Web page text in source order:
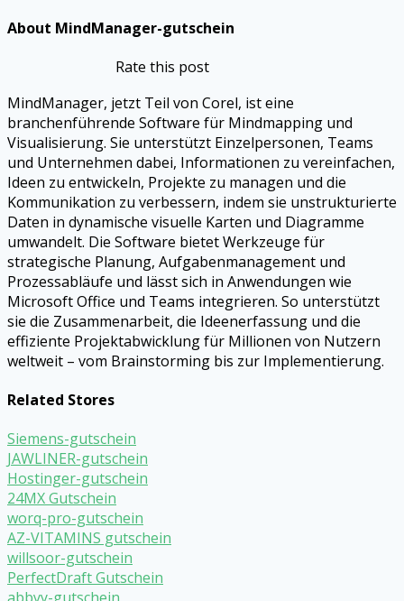
About MindManager-gutschein
Rate this post
MindManager, jetzt Teil von Corel, ist eine
branchenführende Software für Mindmapping und
Visualisierung. Sie unterstützt Einzelpersonen, Teams
und Unternehmen dabei, Informationen zu vereinfachen,
Ideen zu entwickeln, Projekte zu managen und die
Kommunikation zu verbessern, indem sie unstrukturierte
Daten in dynamische visuelle Karten und Diagramme
umwandelt. Die Software bietet Werkzeuge für
strategische Planung, Aufgabenmanagement und
Prozessabläufe und lässt sich in Anwendungen wie
Microsoft Office und Teams integrieren. So unterstützt
sie die Zusammenarbeit, die Ideenerfassung und die
effiziente Projektabwicklung für Millionen von Nutzern
weltweit – vom Brainstorming bis zur Implementierung.
Related Stores
Siemens-gutschein
JAWLINER-gutschein
Hostinger-gutschein
24MX Gutschein
worq-pro-gutschein
AZ-VITAMINS gutschein
willsoor-gutschein
PerfectDraft Gutschein